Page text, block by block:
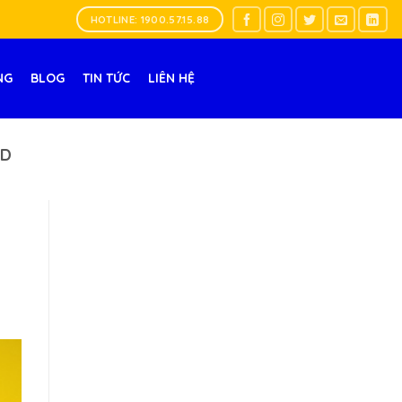
HOTLINE: 1900.57.15.88
BLOG TIN TỨC LIÊN HỆ